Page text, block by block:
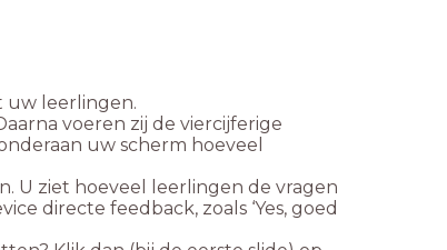
uw leerlingen.
voeren zij de viercijferige
uw scherm hoeveel
U ziet hoeveel leerlingen de vragen
directe feedback, zoals ‘Yes, goed